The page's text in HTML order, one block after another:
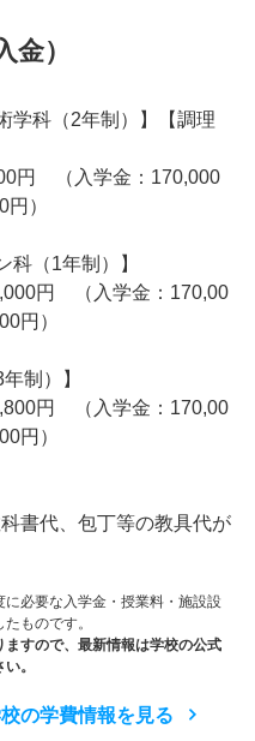
）
学科（2年制）】【調理
円 （入学金：170,000
）
科（1年制）】
円 （入学金：170,00
円）
制）】
円 （入学金：170,00
円）
書代、包丁等の教具代が
必要な入学金・授業料・施設設
ものです。
すので、最新情報は学校の公式
。
の学費情報を見る